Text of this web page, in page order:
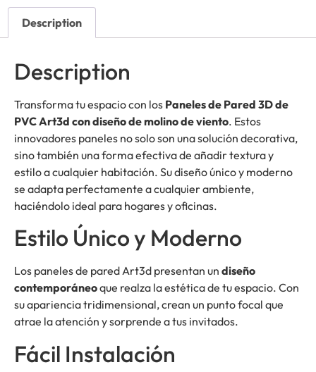
Description
Description
Transforma tu espacio con los Paneles de Pared 3D de
PVC Art3d con diseño de molino de viento. Estos
innovadores paneles no solo son una solución decorativa,
sino también una forma efectiva de añadir textura y
estilo a cualquier habitación. Su diseño único y moderno
se adapta perfectamente a cualquier ambiente,
haciéndolo ideal para hogares y oficinas.
Estilo Único y Moderno
Los paneles de pared Art3d presentan un diseño
contemporáneoque realza la estética de tu espacio. Con
su apariencia tridimensional, crean un punto focal que
atrae la atención y sorprende a tus invitados.
Fácil Instalación